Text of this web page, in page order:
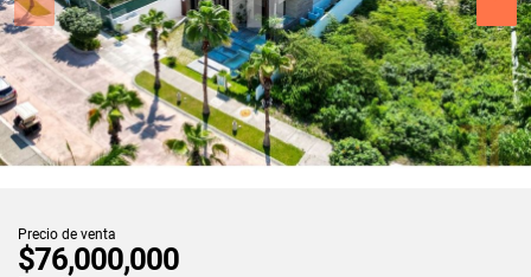
Precio de venta
$76,000,000